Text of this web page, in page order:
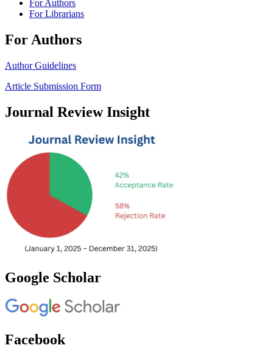
For Authors
For Librarians
For Authors
Author Guidelines
Article Submission Form
Journal Review Insight
Google Scholar
Facebook